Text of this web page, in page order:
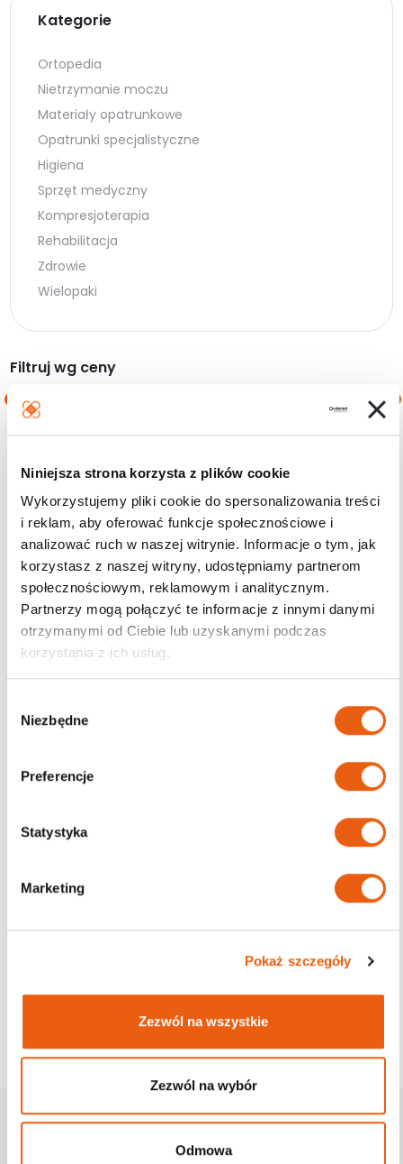
Niniejsza strona korzysta z plików cookie
Wykorzystujemy pliki cookie do spersonalizowania treści
i reklam, aby oferować funkcje społecznościowe i
analizować ruch w naszej witrynie. Informacje o tym, jak
korzystasz z naszej witryny, udostępniamy partnerom
społecznościowym, reklamowym i analitycznym.
Partnerzy mogą połączyć te informacje z innymi danymi
otrzymanymi od Ciebie lub uzyskanymi podczas
korzystania z ich usług.
Niezbędne
Preferencje
Statystyka
Marketing
Pokaż szczegóły
Zezwól na wszystkie
Zezwól na wybór
Odmowa
Kategorie
Ortopedia
Nietrzymanie moczu
Materiały opatrunkowe
Opatrunki specjalistyczne
Higiena
Sprzęt medyczny
Kompresjoterapia
Rehabilitacja
Zdrowie
Wielopaki
Filtruj wg ceny
Filtruj
Darmowa dostawa
od 200zł
Zapisz Się Na Newsletter
Bądź na bieżąco z naszymi wszystkimi nowościami i promocjami.